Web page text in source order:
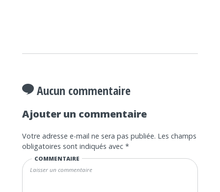
Aucun commentaire
Ajouter un commentaire
Votre adresse e-mail ne sera pas publiée. Les champs
obligatoires sont indiqués avec *
COMMENTAIRE